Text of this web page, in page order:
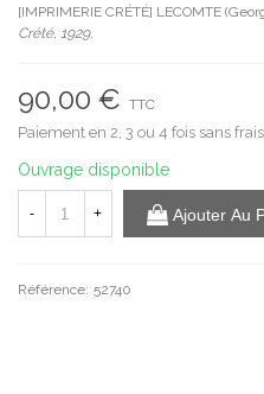
[IMPRIMERIE CRÉTÉ] LECOMTE
Crété, 1929.
90,00 € TTC
Paiement en 2, 3 ou 4 fois sans
Ouvrage disponible
- + Ajouter Au
Référence: 52740